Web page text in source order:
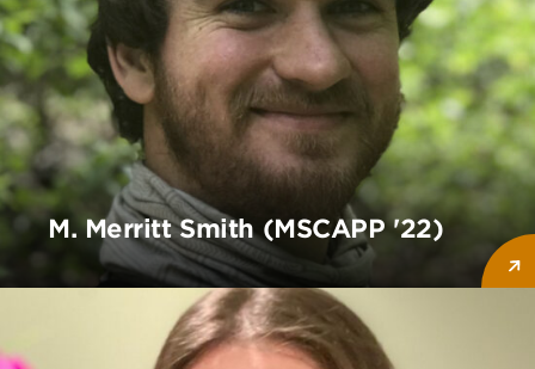
M. Merritt Smith (MSCAPP '22)